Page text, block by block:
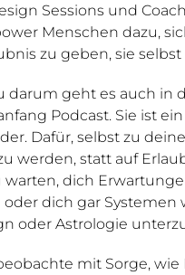
Sessions und
Menschen dazu,
zu geben, sie selbst
darum geht es auch in
Podcast. Sie ist
Dafür, selbst zu
werden, statt auf
warten, dich
dich gar Systemen
oder Astrologie
mit Sorge, wie